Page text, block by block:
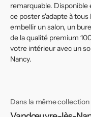
remarquable. Disponible
ce poster s'adapte à
embellir un salon, un
de la qualité premium
votre intérieur avec un
Nancy.
Dans la même collection